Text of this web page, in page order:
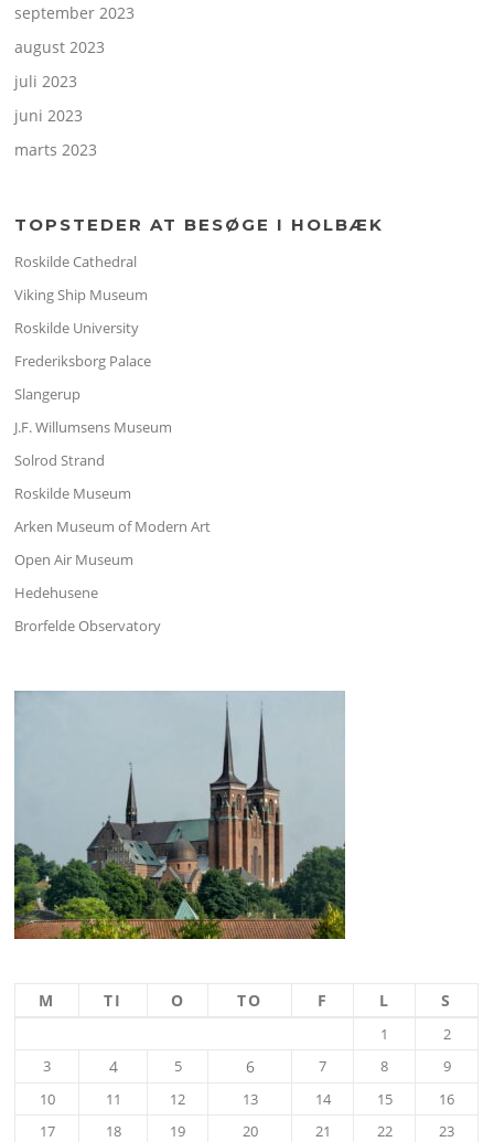
september 2023
august 2023
juli 2023
juni 2023
marts 2023
TOPSTEDER AT BESØGE I HOLBÆK
Roskilde Cathedral
Viking Ship Museum
Roskilde University
Frederiksborg Palace
Slangerup
J.F. Willumsens Museum
Solrod Strand
Roskilde Museum
Arken Museum of Modern Art
Open Air Museum
Hedehusene
Brorfelde Observatory
M TI O TO F L S
1
2
3
4 5 6 7 8
9
10
11 12 13 14 15
16
17
18 19 20 21 22 23